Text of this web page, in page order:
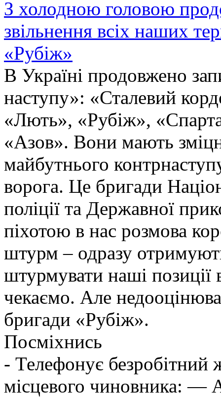
З холодною головою
звільнення всіх наших
«Рубіж»
В Україні продовжено
наступу»: «Сталевий
«Лють», «Рубіж»,
«Азов». Вони мають
майбутнього
ворога. Це бригади
поліції та Державної
піхотою в нас розмова
штурм – одразу
штурмувати наші позиції
чекаємо. Але
бригади «Рубіж».
Посміхнись
- Телефонує
місцевого чиновника: —